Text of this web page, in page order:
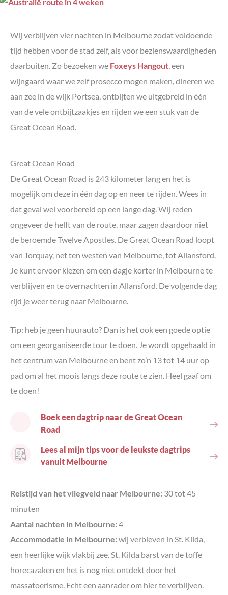
Wij verblijven vier nachten in Melbourne zodat voldoende
tijd hebben voor de stad zelf, als voor bezienswaardigheden
daarbuiten. Zo bezoeken we Foxeys Hangout, een
wijngaard waar we zelf prosecco mogen maken, dineren we
aan zee in de wijk Portsea, ontbijten we uitgebreid in één
van de vele ontbijtzaakjes en rijden we een stuk van de
Great Ocean Road.
Great Ocean Road
De Great Ocean Road is 243 kilometer lang en het is
mogelijk om deze in één dag op en neer te rijden. Wees in
dat geval wel voorbereid op een lange dag. Wij reden
ongeveer de helft van de route, maar zagen daardoor niet
de beroemde Twelve Apostles. De Great Ocean Road loopt
van Torquay, net ten westen van Melbourne, tot Allansford.
Je kunt ervoor kiezen om een dagje korter in Melbourne te
verblijven en te overnachten in Allansford. De volgende dag
rijd je weer terug naar Melbourne.
Tip: heb je geen huurauto? Dan is het ook een goede optie
om een georganiseerde tour te doen. Je wordt opgehaald in
het centrum van Melbourne en bent zo’n 13 tot 14 uur op
pad om al het moois langs deze route te zien. Heel gaaf om
te doen!
Boek een dagtrip naar de Great Ocean
Road
Lees al mijn tips voor de leukste dagtrips
vanuit Melbourne
Reistijd van het vliegveld naar Melbourne: 30 tot 45
minuten
Aantal nachten in Melbourne: 4
Accommodatie in Melbourne: wij verbleven in St. Kilda,
een heerlijke wijk vlakbij zee. St. Kilda barst van de toffe
horecazaken en het is nog niet ontdekt door het
massatoerisme. Echt een aanrader om hier te verblijven.